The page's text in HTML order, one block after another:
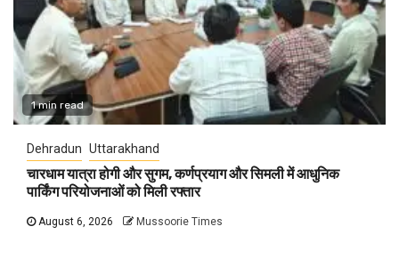
1 min read
Dehradun Uttarakhand
चारधाम यात्रा होगी और सुगम, कर्णप्रयाग और सिमली में आधुनिक
पार्किंग परियोजनाओं को मिली रफ्तार
August 6, 2026 Mussoorie Times